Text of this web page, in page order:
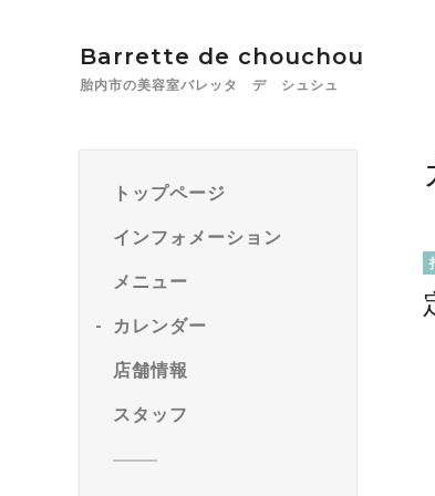
Barrette de chouchou
胎内市の美容室バレッタ デ シュシュ
トップページ
インフォメーション
メニュー
カレンダー
店舗情報
スタッフ